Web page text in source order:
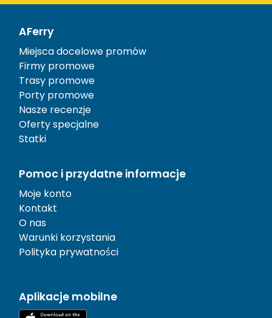
AFerry
Miejsca docelowe promów
Firmy promowe
Trasy promowe
Porty promowe
Nasze recenzje
Oferty specjalne
Statki
Pomoc i przydatne informacje
Moje konto
Kontakt
O nas
Warunki korzystania
Polityka prywatności
Aplikacje mobilne